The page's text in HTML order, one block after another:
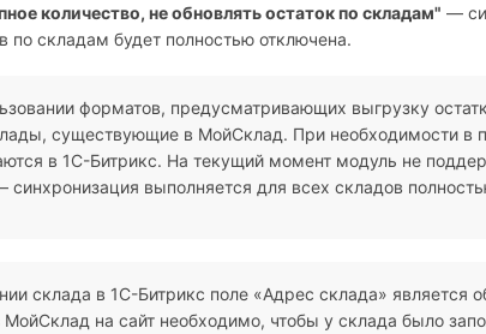
количество, не обновлять остаток по складам" —
по складам будет полностью отключена.
форматов, предусматривающих выгрузку
существующие в МойСклад. При необходимости в
в 1С-Битрикс. На текущий момент модуль не
синхронизация выполняется для всех складов
склада в 1С-Битрикс поле «Адрес склада» является
МойСклад на сайт необходимо, чтобы у склада было